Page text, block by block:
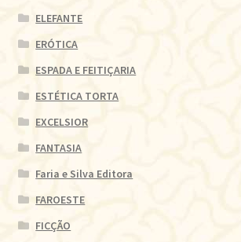
ELEFANTE
ERÓTICA
ESPADA E FEITIÇARIA
ESTÉTICA TORTA
EXCELSIOR
FANTASIA
Faria e Silva Editora
FAROESTE
FICÇÃO